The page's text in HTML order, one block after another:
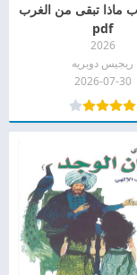
ماذا تبقى من الغرب
pdf
2026
ريجيس دوبريه
2026-07-30